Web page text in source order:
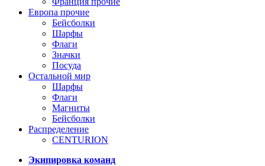
Европа прочие
Бейсболки
Шарфы
Флаги
Значки
Посуда
Остальной мир
Шарфы
Флаги
Магниты
Бейсболки
Распределение
CENTURION
Экипировка команд